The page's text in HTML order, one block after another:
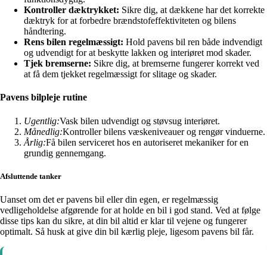
Kontroller dæktrykket: Sikre dig, at dækkene har det korrekte
dæktryk for at forbedre brændstofeffektiviteten og bilens
håndtering.
Rens bilen regelmæssigt: Hold pavens bil ren både indvendigt
og udvendigt for at beskytte lakken og interiøret mod skader.
Tjek bremserne: Sikre dig, at bremserne fungerer korrekt ved
at få dem tjekket regelmæssigt for slitage og skader.
Pavens bilpleje rutine
Ugentlig:Vask bilen udvendigt og støvsug interiøret.
Månedlig:Kontroller bilens væskeniveauer og rengør vinduerne.
Årlig:Få bilen serviceret hos en autoriseret mekaniker for en
grundig gennemgang.
Afsluttende tanker
Uanset om det er pavens bil eller din egen, er regelmæssig
vedligeholdelse afgørende for at holde en bil i god stand. Ved at følge
disse tips kan du sikre, at din bil altid er klar til vejene og fungerer
optimalt. Så husk at give din bil kærlig pleje, ligesom pavens bil får.